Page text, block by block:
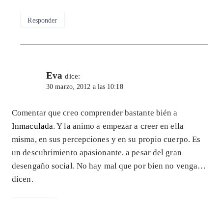
Responder
Eva dice:
30 marzo, 2012 a las 10:18
Comentar que creo comprender bastante bién a
Inmaculada. Y la animo a empezar a creer en ella
misma, en sus percepciones y en su propio cuerpo. Es
un descubrimiento apasionante, a pesar del gran
desengaño social. No hay mal que por bien no venga…
dicen.